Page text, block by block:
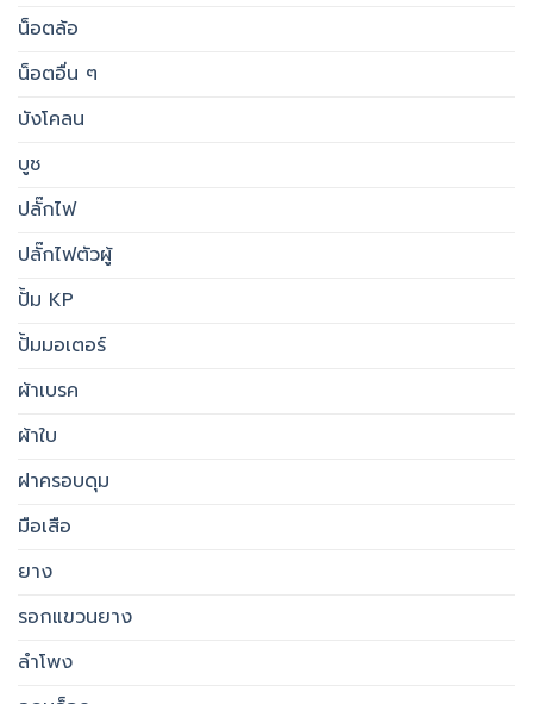
น็อตล้อ
น็อตอื่น ๆ
บังโคลน
บูช
ปลั๊กไฟ
ปลั๊กไฟตัวผู้
ปั้ม KP
ปั้มมอเตอร์
ผ้าเบรค
ผ้าใบ
ฝาครอบดุม
มือเสือ
ยาง
รอกแขวนยาง
ลำโพง